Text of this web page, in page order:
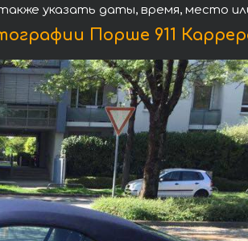
указать даты, время, место
Порше 911